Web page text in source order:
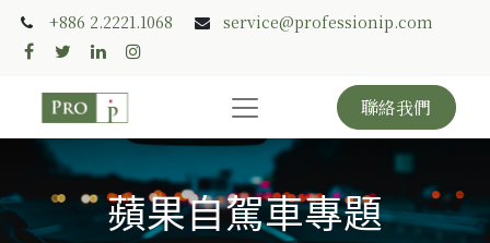
+886 2.2221.1068 service@professionip.com
聯絡我們
蘋果自駕車專題